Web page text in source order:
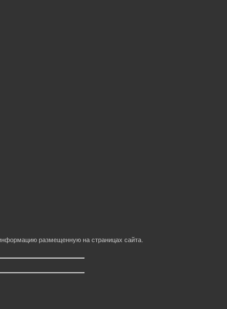
размещенную на страницах сайта.